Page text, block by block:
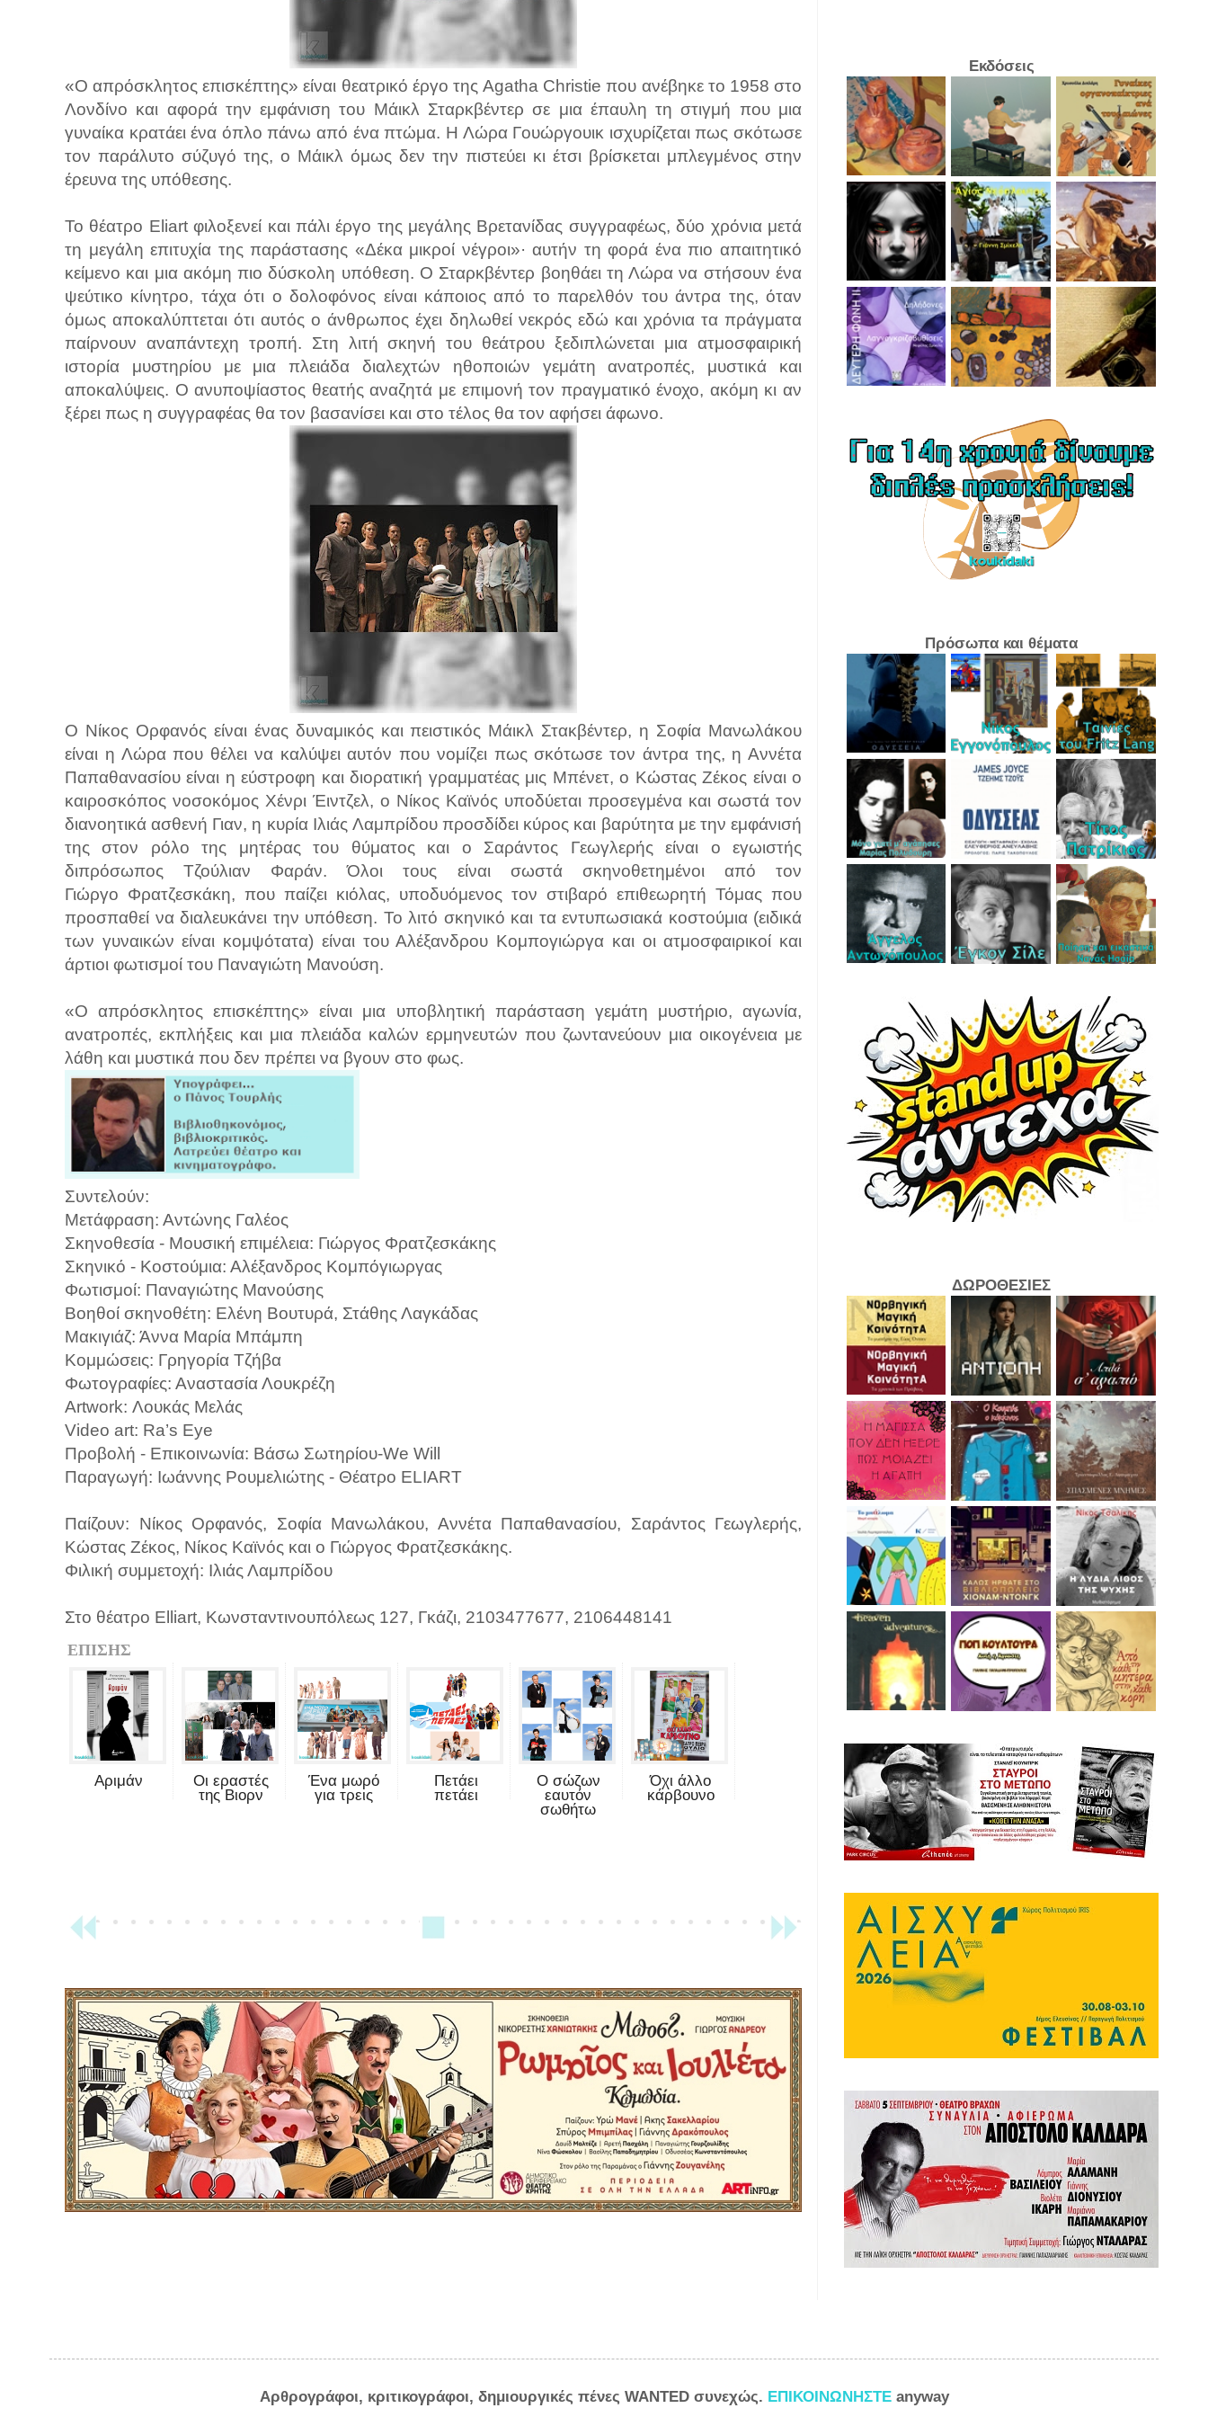
«Ο απρόσκλητος επισκέπτης» είναι θεατρικό έργο της Agatha Christie που ανέβηκε το 1958 στο
Λονδίνο και αφορά την εμφάνιση του Μάικλ Σταρκβέντερ σε μια έπαυλη τη στιγμή που μια
γυναίκα κρατάει ένα όπλο πάνω από ένα πτώμα. Η Λώρα Γουώργουικ ισχυρίζεται πως σκότωσε
τον παράλυτο σύζυγό της, ο Μάικλ όμως δεν την πιστεύει κι έτσι βρίσκεται μπλεγμένος στην
έρευνα της υπόθεσης.
Το θέατρο Eliart φιλοξενεί και πάλι έργο της μεγάλης Bρετανίδας συγγραφέως, δύο χρόνια μετά
τη μεγάλη επιτυχία της παράστασης «Δέκα μικροί νέγροι»· αυτήν τη φορά ένα πιο απαιτητικό
κείμενο και μια ακόμη πιο δύσκολη υπόθεση. Ο Σταρκβέντερ βοηθάει τη Λώρα να στήσουν ένα
ψεύτικο κίνητρο, τάχα ότι ο δολοφόνος είναι κάποιος από το παρελθόν του άντρα της, όταν
όμως αποκαλύπτεται ότι αυτός ο άνθρωπος έχει δηλωθεί νεκρός εδώ και χρόνια τα πράγματα
παίρνουν αναπάντεχη τροπή. Στη λιτή σκηνή του θεάτρου ξεδιπλώνεται μια ατμοσφαιρική
ιστορία μυστηρίου με μια πλειάδα διαλεχτών ηθοποιών γεμάτη ανατροπές, μυστικά και
αποκαλύψεις. Ο ανυποψίαστος θεατής αναζητά με επιμονή τον πραγματικό ένοχο, ακόμη κι αν
ξέρει πως η συγγραφέας θα τον βασανίσει και στο τέλος θα τον αφήσει άφωνο.
Ο Νίκος Ορφανός είναι ένας δυναμικός και πειστικός Μάικλ Στακβέντερ, η Σοφία Μανωλάκου
είναι η Λώρα που θέλει να καλύψει αυτόν που νομίζει πως σκότωσε τον άντρα της, η Αννέτα
Παπαθανασίου είναι η εύστροφη και διορατική γραμματέας μις Μπένετ, ο Κώστας Ζέκος είναι ο
καιροσκόπος νοσοκόμος Χένρι Έιντζελ, ο Νίκος Καϊνός υποδύεται προσεγμένα και σωστά τον
διανοητικά ασθενή Γιαν, η κυρία Ιλιάς Λαμπρίδου προσδίδει κύρος και βαρύτητα με την εμφάνισή
της στον ρόλο της μητέρας του θύματος και ο Σαράντος Γεωγλερής είναι ο εγωιστής
διπρόσωπος Τζούλιαν Φαράν. Όλοι τους είναι σωστά σκηνοθετημένοι από τον
Γιώργο Φρατζεσκάκη, που παίζει κιόλας, υποδυόμενος τον στιβαρό επιθεωρητή Τόμας που
προσπαθεί να διαλευκάνει την υπόθεση. Το λιτό σκηνικό και τα εντυπωσιακά κοστούμια (ειδικά
των γυναικών είναι κομψότατα) είναι του Αλέξανδρου Κομπογιώργα και οι ατμοσφαιρικοί και
άρτιοι φωτισμοί του Παναγιώτη Μανούση.
«Ο απρόσκλητος επισκέπτης» είναι μια υποβλητική παράσταση γεμάτη μυστήριο, αγωνία,
ανατροπές, εκπλήξεις και μια πλειάδα καλών ερμηνευτών που ζωντανεύουν μια οικογένεια με
λάθη και μυστικά που δεν πρέπει να βγουν στο φως.
Συντελούν:
Μετάφραση: Αντώνης Γαλέος
Σκηνοθεσία - Μουσική επιμέλεια: Γιώργος Φρατζεσκάκης
Σκηνικό - Κοστούμια: Αλέξανδρος Κομπόγιωργας
Φωτισμοί: Παναγιώτης Μανούσης
Βοηθοί σκηνοθέτη: Ελένη Βουτυρά, Στάθης Λαγκάδας
Μακιγιάζ: Άννα Μαρία Μπάμπη
Κομμώσεις: Γρηγορία Τζήβα
Φωτογραφίες: Αναστασία Λουκρέζη
Artwork: Λουκάς Μελάς
Video art: Ra’s Eye
Προβολή - Επικοινωνία: Βάσω Σωτηρίου-We Will
Παραγωγή: Ιωάννης Ρουμελιώτης - Θέατρο ELIART
Παίζουν: Νίκος Ορφανός, Σοφία Μανωλάκου, Αννέτα Παπαθανασίου, Σαράντος Γεωγλερής,
Κώστας Ζέκος, Νίκος Καϊνός και ο Γιώργος Φρατζεσκάκης.
Φιλική συμμετοχή: Ιλιάς Λαμπρίδου
Στο θέατρο Elliart, Κωνσταντινουπόλεως 127, Γκάζι, 2103477677, 2106448141
ΕΠΙΣΗΣ
Αριμάν
Οι εραστές
της Βιορν
Ένα μωρό
για τρεις
Πετάει
πετάει
Ο σώζων
εαυτόν
σωθήτω
Όχι άλλο
κάρβουνο
Εκδόσεις
Πρόσωπα και θέματα
ΔΩΡΟΘΕΣΙΕΣ
Αρθρογράφοι, κριτικογράφοι, δημιουργικές πένες WANTED συνεχώς. ΕΠΙΚΟΙΝΩΝΗΣΤΕ anyway